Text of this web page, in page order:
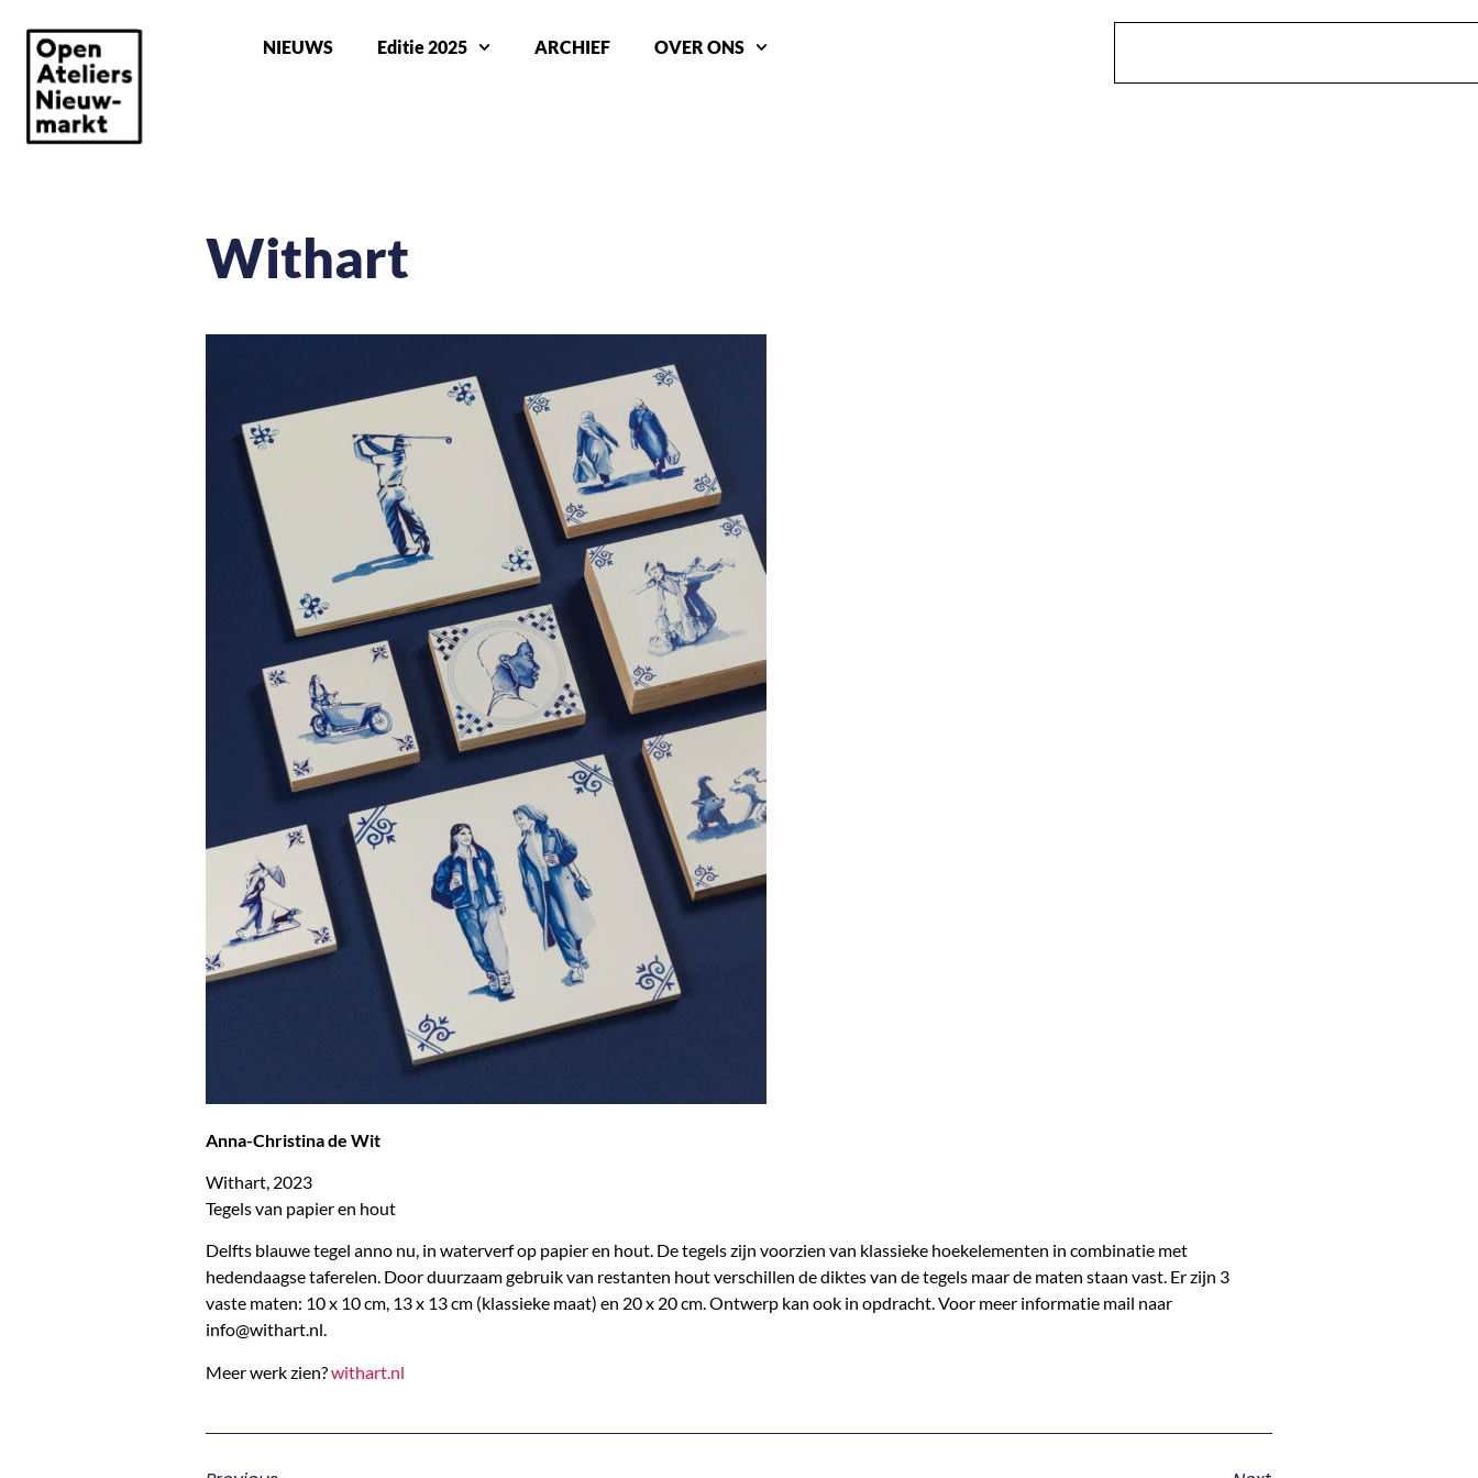
NIEUWS Editie 2025 ARCHIEF OVER ONS
Withart
Anna-Christina de Wit
Withart, 2023
Tegels van papier en hout
Delfts blauwe tegel anno nu, in waterverf op papier en hout. De tegels zijn voorzien van klassieke hoekelementen in combinatie met
hedendaagse taferelen. Door duurzaam gebruik van restanten hout verschillen de diktes van de tegels maar de maten staan vast. Er zijn 3
vaste maten: 10 x 10 cm, 13 x 13 cm (klassieke maat) en 20 x 20 cm. Ontwerp kan ook in opdracht. Voor meer informatie mail naar
info@withart.nl.
Meer werk zien?withart.nl